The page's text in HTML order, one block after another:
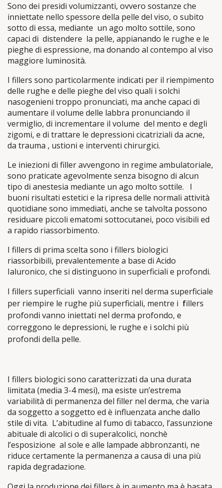
Sono dei presidi volumizzanti, ovvero sostanze che
inniettate nello spessore della pelle del viso, o subito
sotto di essa, mediante un ago molto sottile, sono
capaci di distendere la pelle, appianando le rughe e le
pieghe di espressione, ma donando al contempo al viso
maggiore luminosità.
I fillers sono particolarmente indicati per il riempimento
delle rughe e delle pieghe del viso quali i solchi
nasogenieni troppo pronunciati, ma anche capaci di
aumentare il volume delle labbra pronunciando il
vermiglio, di incrementare il volume del mento e degli
zigomi, e di trattare le depressioni cicatriziali da acne,
da trauma , ustioni e interventi chirurgici.
Le iniezioni di filler avvengono in regime ambulatoriale,
sono praticate agevolmente senza bisogno di alcun
tipo di anestesia mediante un ago molto sottile. I
buoni risultati estetici e la ripresa delle normali attività
quotidiane sono immediati, anche se talvolta possono
residuare piccoli ematomi sottocutanei, poco visibili ed
a rapido riassorbimento.
I fillers di prima scelta sono i fillers biologici
riassorbibili, prevalentemente a base di Acido
Ialuronico, che si distinguono in superficiali e profondi.
I fillers superficiali vanno inseriti nel derma superficiale
per riempire le rughe più superficiali, mentre i fillers
profondi vanno iniettati nel derma profondo, e
correggono le depressioni, le rughe e i solchi più
profondi della pelle.
I fillers biologici sono caratterizzati da una durata
limitata (media 3-4 mesi), ma esiste un’estrema
variabilità di permanenza del filler nel derma, che varia
da soggetto a soggetto ed è influenzata anche dallo
stile di vita. L’abitudine al fumo di tabacco, l’assunzione
abituale di alcolici o di superalcolici, nonchè
l’esposizione al sole e alle lampade abbronzanti, ne
riduce certamente la permanenza a causa di una più
rapida degradazione.